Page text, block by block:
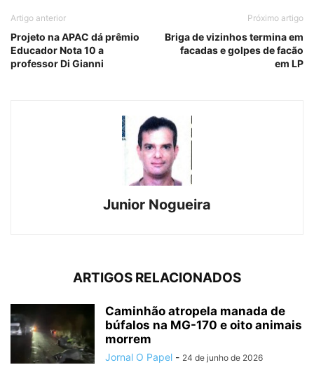
Artigo anterior
Projeto na APAC dá prêmio
Educador Nota 10 a
professor Di Gianni
Próximo artigo
Briga de vizinhos termina em
facadas e golpes de facão
em LP
Junior Nogueira
ARTIGOS RELACIONADOS
Caminhão atropela manada de
búfalos na MG-170 e oito animais
morrem
Jornal O Papel - 24 de junho de 2026